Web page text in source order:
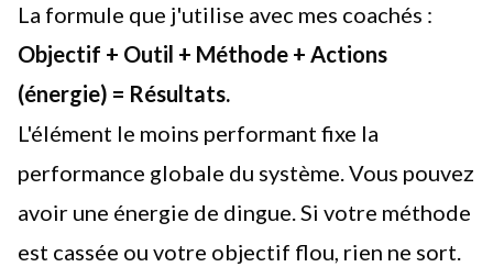
La formule que j'utilise avec mes coachés :
Objectif + Outil + Méthode + Actions
(énergie) = Résultats.
L'élément le moins performant fixe la
performance globale du système. Vous pouvez
avoir une énergie de dingue. Si votre méthode
est cassée ou votre objectif flou, rien ne sort.